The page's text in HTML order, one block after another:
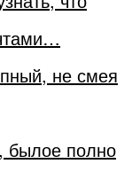
не смея
былое полно